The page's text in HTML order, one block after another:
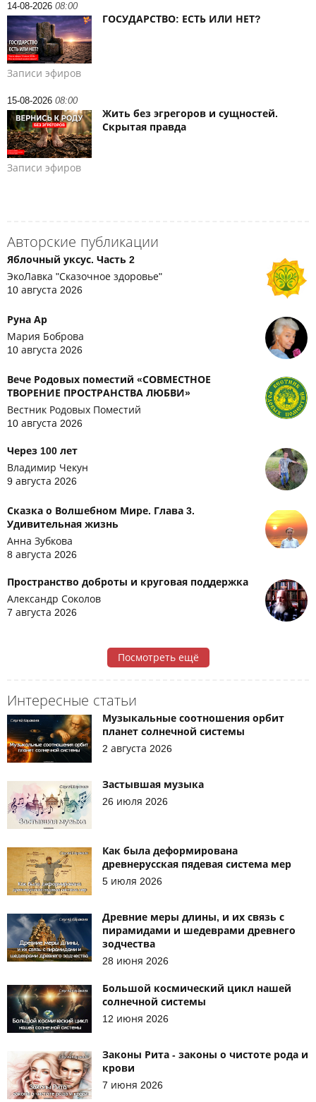
14-08-2026 08:00
ГОСУДАРСТВО: ЕСТЬ ИЛИ НЕТ?
Записи эфиров
15-08-2026 08:00
Жить без эгрегоров и сущностей.
Скрытая правда
Записи эфиров
Авторские публикации
Яблочный уксус. Часть 2
ЭкоЛавка "Сказочное здоровье"
10 августа 2026
Руна Ар
Мария Боброва
10 августа 2026
Вече Родовых поместий «СОВМЕСТНОЕ
ТВОРЕНИЕ ПРОСТРАНСТВА ЛЮБВИ»
Вестник Родовых Поместий
10 августа 2026
Через 100 лет
Владимир Чекун
9 августа 2026
Сказка о Волшебном Мире. Глава 3.
Удивительная жизнь
Анна Зубкова
8 августа 2026
Пространство доброты и круговая поддержка
Александр Соколов
7 августа 2026
Посмотреть ещё
Интересные статьи
Музыкальные соотношения орбит
планет солнечной системы
2 августа 2026
Застывшая музыка
26 июля 2026
Как была деформирована
древнерусская пядевая система мер
5 июля 2026
Древние меры длины, и их связь с
пирамидами и шедеврами древнего
зодчества
28 июня 2026
Большой космический цикл нашей
солнечной системы
12 июня 2026
Законы Рита - законы о чистоте рода и
крови
7 июня 2026